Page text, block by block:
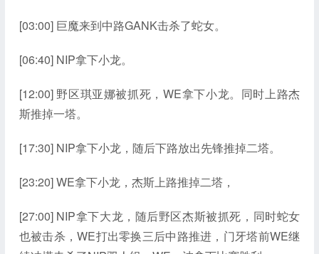
[03:00] 巨魔来到中路GANK击杀了蛇女。
[06:40] NIP拿下小龙。
[12:00] 野区琪亚娜被抓死，WE拿下小龙。同时上路杰
斯推掉一塔。
[17:30] NIP拿下小龙，随后下路放出先锋推掉二塔。
[23:20] WE拿下小龙，杰斯上路推掉二塔，
[27:00] NIP拿下大龙，随后野区杰斯被抓死，同时蛇女
也被击杀，WE打出零换三后中路推进，门牙塔前WE继